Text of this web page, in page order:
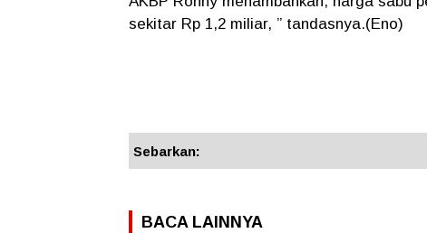
sekitar Rp 1,2 miliar, ” tandasnya.(Eno)
Sebarkan:
BACA LAINNYA